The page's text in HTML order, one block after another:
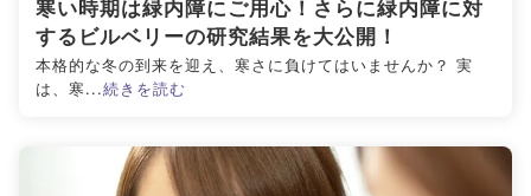
寒い時期は緑内障にご用心！さらに緑内障に対
するビルベリーの研究結果を大公開！
本格的な冬の到来を迎え、寒さに負けてはいませんか？ 実
は、寒...続きを読む